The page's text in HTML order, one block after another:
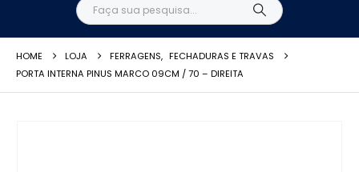
HOME LOJA FERRAGENS, FECHADURAS E TRAVAS
PORTA INTERNA PINUS MARCO 09CM / 70 – DIREITA